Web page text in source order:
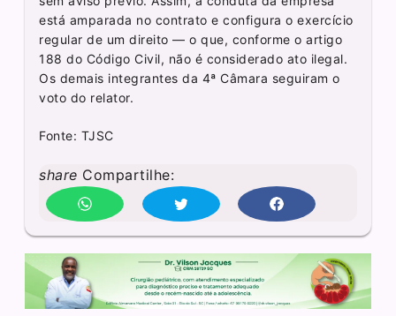
está amparada no contrato e configura o exercício
regular de um direito — o que, conforme o artigo
188 do Código Civil, não é considerado ato ilegal.
Os demais integrantes da 4ª Câmara seguiram o
voto do relator.
Fonte: TJSC
share Compartilhe: